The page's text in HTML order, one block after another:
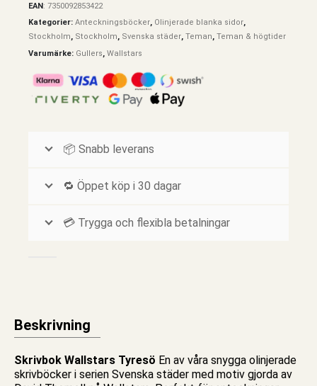
EAN: 7350092853422
Kategorier: Anteckningsböcker, Olinjerade blanka sidor,
Stockholm, Stockholm, Svenska städer, Teman, Teman & högtider
Varumärke: Gullers, Wallstars
📦 Snabb leverans
🔁 Öppet köp i 30 dagar
💳 Trygga och flexibla betalningar
Beskrivning
Skrivbok Wallstars Tyresö En av våra snygga olinjerade
skrivböcker i serien Svenska städer med motiv gjorda av